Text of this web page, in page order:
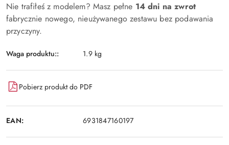
Nie trafiłeś z modelem? Masz pełne 14 dni na zwrot
fabrycznie nowego, nieużywanego zestawu bez podawania
przyczyny.
Waga produktu:: 1.9 kg
Pobierz produkt do PDF
EAN: 6931847160197